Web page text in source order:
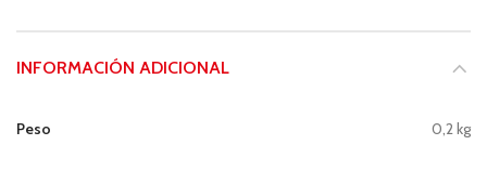
INFORMACIÓN ADICIONAL
Peso 0,2 kg